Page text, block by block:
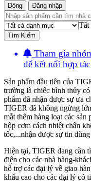
Đóng Đăng nhập
Tất
Tìm Kiếm
Tham gia
để kết nối hợp
Sản phẩm đầu tiên của
trường là chiếc bình thủy
phẩm đã nhận được sự ưa
TIGER đã không ngừng
mắt thêm hàng loạt các
hộp cơm cách nhiệt chân
tốc,...nhận được sự tin
Hiện tại, TIGER đang cần
điện cho các nhà hàng-
hỗ trợ các đại lý về giao
khấu cao cho các đại lý có